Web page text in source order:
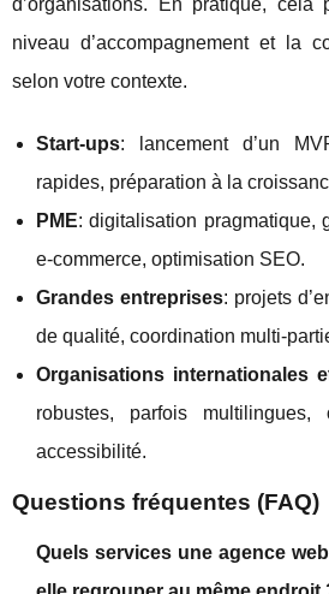
d’organisations. En pratique, cela
niveau d’accompagnement et la
selon votre contexte.
Start-ups: lancement d’un
rapides, préparation à la
PME: digitalisation pragmatique,
e-commerce, optimisation SEO.
Grandes entreprises: projets
de qualité, coordination multi-
Organisations internationales
robustes, parfois
accessibilité.
Questions fréquentes (FAQ)
Quels services une agence